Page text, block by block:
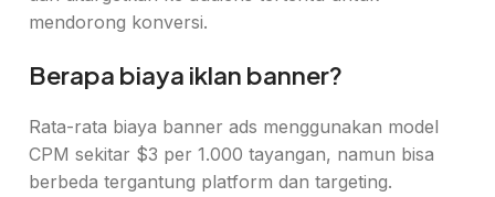
mendorong konversi.
Berapa biaya iklan banner?
Rata-rata biaya banner ads menggunakan model
CPM sekitar $3 per 1.000 tayangan, namun bisa
berbeda tergantung platform dan targeting.